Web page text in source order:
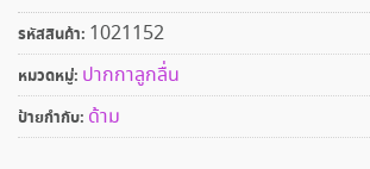
รหัสสินค้า: 1021152
หมวดหมู่: ปากกาลูกลื่น
ป้ายกำกับ: ด้าม